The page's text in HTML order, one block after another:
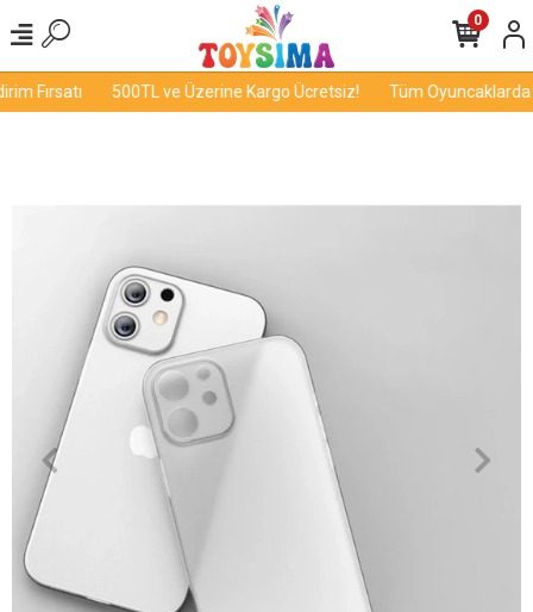
Fırsatı 500TL ve Üzerine Kargo Ücretsiz! Tüm Oyuncaklarda
0